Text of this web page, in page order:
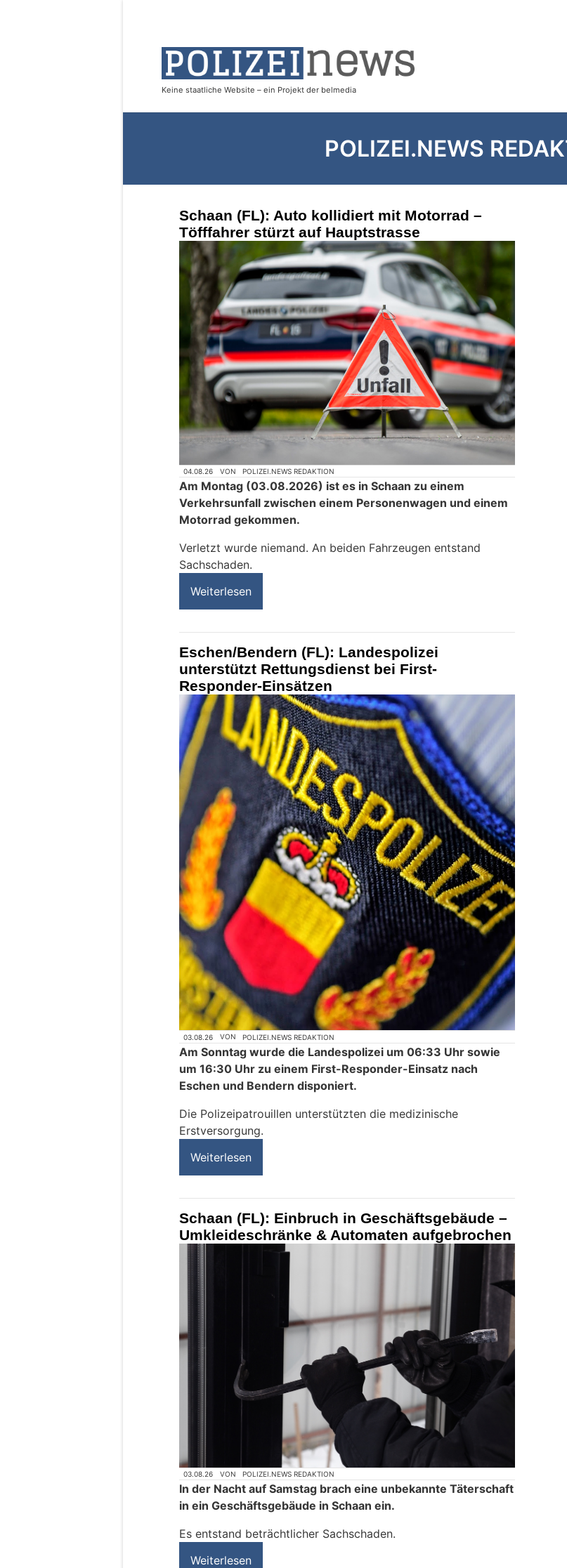
POLIZEI.NEWS
Schaan (FL): Auto kollidiert mit Motorrad –
Töfffahrer stürzt auf Hauptstrasse
04.08.26 VON POLIZEI.NEWS REDAKTION
Am Montag (03.08.2026) ist es in Schaan zu einem
Verkehrsunfall zwischen einem Personenwagen und einem
Motorrad gekommen.
Verletzt wurde niemand. An beiden Fahrzeugen entstand
Sachschaden.
Weiterlesen
Eschen/Bendern (FL): Landespolizei
unterstützt Rettungsdienst bei First-
Responder-Einsätzen
03.08.26 VON POLIZEI.NEWS REDAKTION
Am Sonntag wurde die Landespolizei um 06:33 Uhr sowie
um 16:30 Uhr zu einem First-Responder-Einsatz nach
Eschen und Bendern disponiert.
Die Polizeipatrouillen unterstützten die medizinische
Erstversorgung.
Weiterlesen
Schaan (FL): Einbruch in Geschäftsgebäude –
Umkleideschränke & Automaten aufgebrochen
03.08.26 VON POLIZEI.NEWS REDAKTION
In der Nacht auf Samstag brach eine unbekannte Täterschaft
in ein Geschäftsgebäude in Schaan ein.
Es entstand beträchtlicher Sachschaden.
Weiterlesen